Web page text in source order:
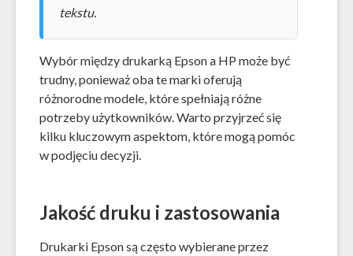
tekstu.
Wybór między drukarką Epson a HP może być
trudny, ponieważ oba te marki oferują
różnorodne modele, które spełniają różne
potrzeby użytkowników. Warto przyjrzeć się
kilku kluczowym aspektom, które mogą pomóc
w podjęciu decyzji.
Jakość druku i zastosowania
Drukarki Epson są często wybierane przez